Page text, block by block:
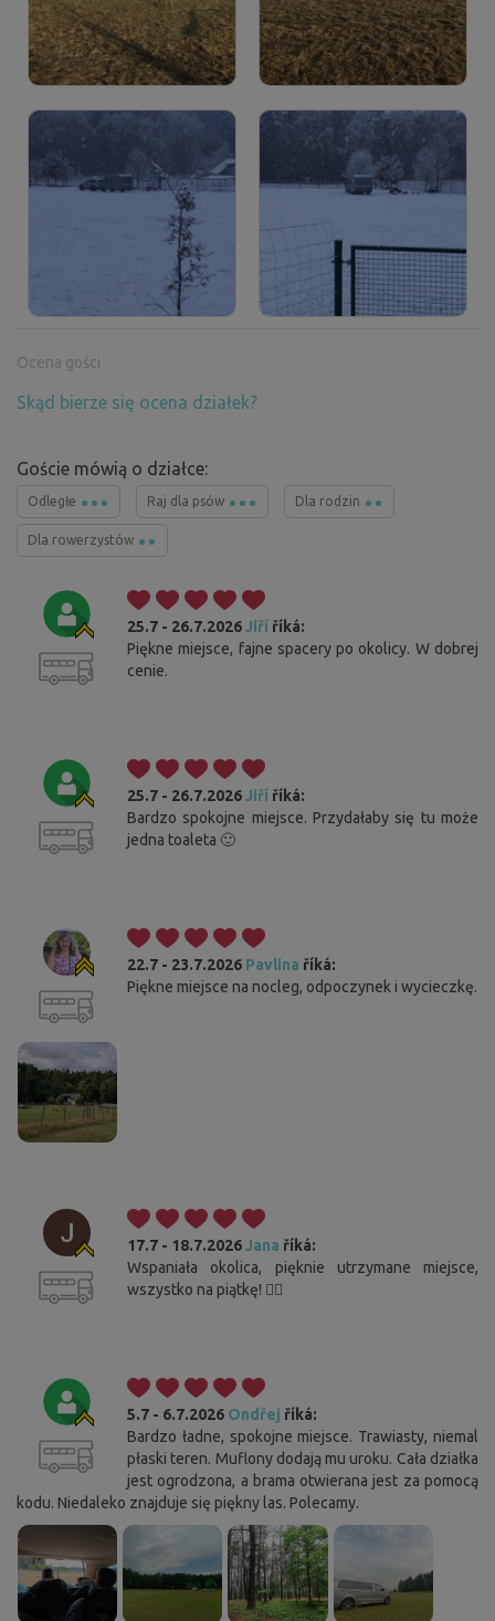
Ocena gości
Skąd bierze się ocena działek?
Goście mówią o działce:
Odległe Raj dla psów Dla rodzin
Dla rowerzystów
25.7 - 26.7.2026Jiří říká:
Piękne miejsce, fajne spacery po okolicy. W dobrej
cenie.
25.7 - 26.7.2026Jiří říká:
Bardzo spokojne miejsce. Przydałaby się tu może
jedna toaleta 🙂
22.7 - 23.7.2026 Pavlina říká:
Piękne miejsce na nocleg, odpoczynek i wycieczkę.
17.7 - 18.7.2026Jana říká:
Wspaniała okolica, pięknie utrzymane miejsce,
wszystko na piątkę! 👌🏻
5.7 - 6.7.2026 Ondřej říká:
Bardzo ładne, spokojne miejsce. Trawiasty, niemal
płaski teren. Muflony dodają mu uroku. Cała działka
jest ogrodzona, a brama otwierana jest za pomocą
kodu. Niedaleko znajduje się piękny las. Polecamy.